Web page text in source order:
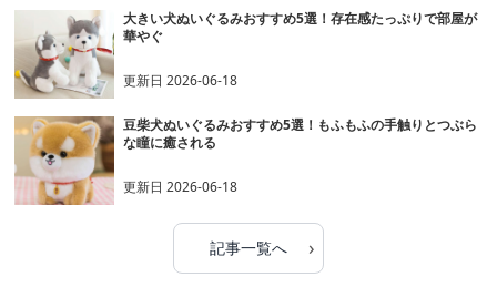
大きい犬ぬいぐるみおすすめ5選！存在感たっぷりで部屋が
華やぐ
更新日2026-06-18
豆柴犬ぬいぐるみおすすめ5選！もふもふの手触りとつぶら
な瞳に癒される
更新日2026-06-18
記事一覧へ ›